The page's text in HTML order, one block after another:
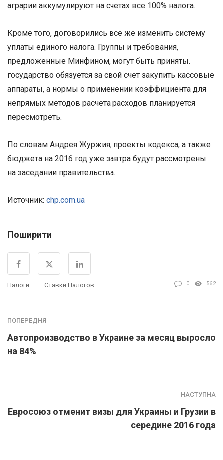
аграрии аккумулируют на счетах все 100% налога.
Кроме того, договорились все же изменить систему
уплаты единого налога. Группы и требования,
предложенные Минфином, могут быть приняты.
государство обязуется за свой счет закупить кассовые
аппараты, а нормы о применении коэффициента для
непрямых методов расчета расходов планируется
пересмотреть.
По словам Андрея Журжия, проекты кодекса, а также
бюджета на 2016 год уже завтра будут рассмотрены
на заседании правительства.
Источник: chp.com.ua
Поширити
Налоги Ставки Налогов 0 562
ПОПЕРЕДНЯ
Автопроизводство в Украине за месяц выросло
на 84%
НАСТУПНА
Евросоюз отменит визы для Украины и Грузии в
середине 2016 года